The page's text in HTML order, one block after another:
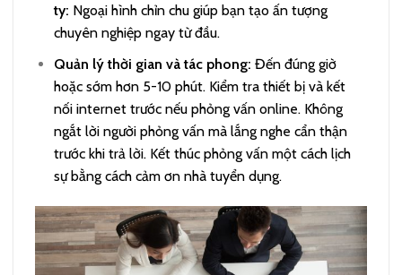
ty: Ngoại hình chỉn chu giúp bạn tạo ấn tượng
chuyên nghiệp ngay từ đầu.
Quản lý thời gian và tác phong: Đến đúng giờ
hoặc sớm hơn 5-10 phút. Kiểm tra thiết bị và kết
nối internet trước nếu phỏng vấn online. Không
ngắt lời người phỏng vấn mà lắng nghe cẩn thận
trước khi trả lời. Kết thúc phỏng vấn một cách lịch
sự bằng cách cảm ơn nhà tuyển dụng.